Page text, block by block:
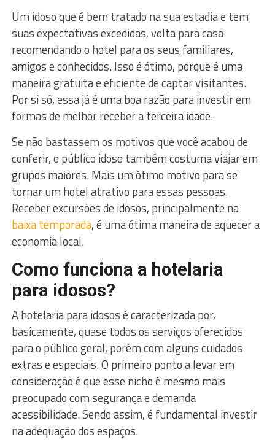
Um idoso que é bem tratado na sua estadia e tem
suas expectativas excedidas, volta para casa
recomendando o hotel para os seus familiares,
amigos e conhecidos. Isso é ótimo, porque é uma
maneira gratuita e eficiente de captar visitantes.
Por si só, essa já é uma boa razão para investir em
formas de melhor receber a terceira idade.
Se não bastassem os motivos que você acabou de
conferir, o público idoso também costuma viajar em
grupos maiores. Mais um ótimo motivo para se
tornar um hotel atrativo para essas pessoas.
Receber excursões de idosos, principalmente na
baixa temporada, é uma ótima maneira de aquecer a
economia local.
Como funciona a hotelaria
para idosos?
A hotelaria para idosos é caracterizada por,
basicamente, quase todos os serviços oferecidos
para o público geral, porém com alguns cuidados
extras e especiais. O primeiro ponto a levar em
consideração é que esse nicho é mesmo mais
preocupado com segurança e demanda
acessibilidade. Sendo assim, é fundamental investir
na adequação dos espaços.